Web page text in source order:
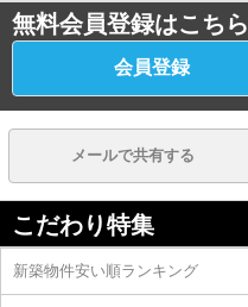
無料会員登録はこちら
会員登録
メールで共有する
こだわり特集
新築物件安い順ランキング